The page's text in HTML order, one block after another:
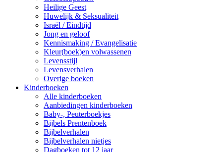
Heilige Geest
Huwelijk & Seksualiteit
Israël / Eindtijd
Jong en geloof
Kennismaking / Evangelisatie
Kleur(boek)en volwassenen
Levensstijl
Levensverhalen
Overige boeken
Kinderboeken
Alle kinderboeken
Aanbiedingen kinderboeken
Baby-, Peuterboekjes
Bijbels Prentenboek
Bijbelverhalen
Bijbelverhalen nietjes
Dagboeken tot 12 jaar